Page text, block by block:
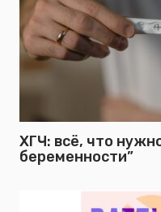
ХГЧ: всё, что
беременности”